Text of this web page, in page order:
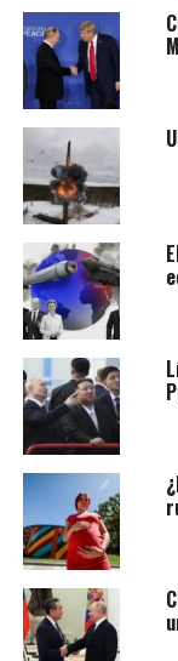
rusa.
Según informó
escueto
por teléfono para
Rusia contra
en la planta de
desde marzo
Los cuatro
operaciones
importancia de
Internacional de
“tan pronto
de los sistemas de
programa
apoyo a los
esfuerzos
actividades